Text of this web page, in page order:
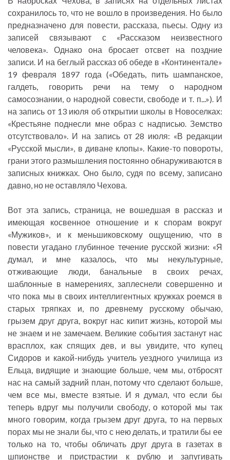
сохранилось то, что не вошло в произведения. Но было
предназначено для повести, рассказа, пьесы. Одну из
записей связывают с «Рассказом неизвестного
человека». Однако она бросает отсвет на поздние
записи. И на беглый рассказ об обеде в «Континентале»
19 февраля 1897 года («Обедать, пить шампанское,
галдеть, говорить речи на тему о народном
самосознании, о народной совести, свободе и т. п...»). И
на запись от 13 июля об открытии школы в Новоселках:
«Крестьяне поднесли мне образ с надписью. Земство
отсутствовало». И на запись от 28 июля: «В редакции
«Русской мысли», в диване клопы». Какие-то повороты,
грани этого размышления постоянно обнаруживаются в
записных книжках. Оно было, судя по всему, записано
давно, но не оставляло Чехова.
Вот эта запись, страница, не вошедшая в рассказ и
имеющая косвенное отношение и к спорам вокруг
«Мужиков», и к меньшиковскому ощущению, что в
повести угадано глубинное течение русской жизни: «Я
думал, и мне казалось, что мы некультурные,
отживающие люди, банальные в своих речах,
шаблонные в намерениях, заплеснели совершенно и
что пока мы в своих интеллигентных кружках роемся в
старых тряпках и, по древнему русскому обычаю,
грызем друг друга, вокруг нас кипит жизнь, которой мы
не знаем и не замечаем. Великие события застанут нас
врасплох, как спящих дев, и вы увидите, что купец
Сидоров и какой-нибудь учитель уездного училища из
Ельца, видящие и знающие больше, чем мы, отбросят
нас на самый задний план, потому что сделают больше,
чем все мы, вместе взятые. И я думал, что если бы
теперь вдруг мы получили свободу, о которой мы так
много говорим, когда грызем друг друга, то на первых
порах мы не знали бы, что с нею делать, и тратили бы ее
только на то, чтобы обличать друг друга в газетах в
шпионстве и пристрастии к рублю и запугивать